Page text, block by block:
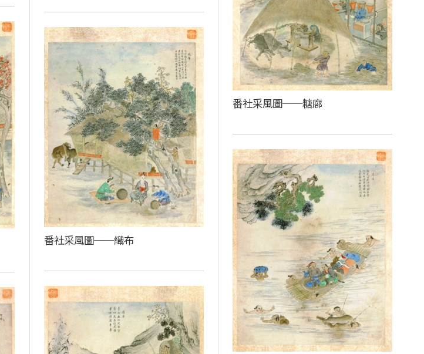
番社采風圖──糖廍
番社采風圖──織布